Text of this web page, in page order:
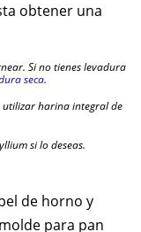
obtener una
Si no tienes levadura
seca.
utilizar harina integral de
si lo deseas.
de horno y
para pan